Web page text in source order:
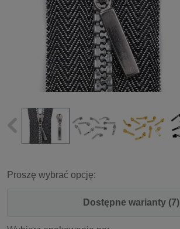
Proszę wybrać opcję:
Dostępne warianty (7)